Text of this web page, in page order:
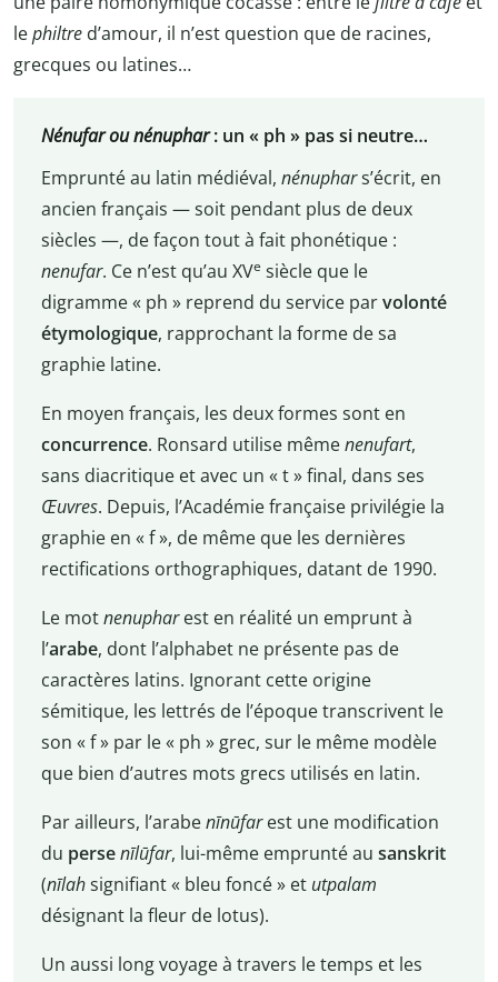
lephiltre d’amour, il n’est question que de racines,
grecques ou latines…
Nénufar ou nénuphar: un « ph » pas si neutre…
Emprunté au latin médiéval, nénuphars’écrit, en
ancien français — soit pendant plus de deux
siècles —, de façon tout à fait phonétique :
nenufar. Ce n’est qu’au XVe siècle que le
digramme « ph » reprend du service parvolonté
étymologique, rapprochant la forme de sa
graphie latine.
En moyen français, les deux formes sont en
concurrence. Ronsard utilise mêmenenufart,
sans diacritique et avec un « t » final, dans ses
Œuvres. Depuis, l’Académie française privilégie la
graphie en « f », de même que les dernières
rectifications orthographiques, datant de 1990.
Le motnenupharest en réalité un emprunt à
l’arabe, dont l’alphabet ne présente pas de
caractères latins. Ignorant cette origine
sémitique, les lettrés de l’époque transcrivent le
son « f » par le « ph » grec, sur le même modèle
que bien d’autres mots grecs utilisés en latin.
Par ailleurs, l’arabenīnūfarest une modification
du persenīlūfar, lui-même emprunté au sanskrit
(nīlahsignifiant « bleu foncé » et utpalam
désignant la fleur de lotus).
Un aussi long voyage à travers le temps et les